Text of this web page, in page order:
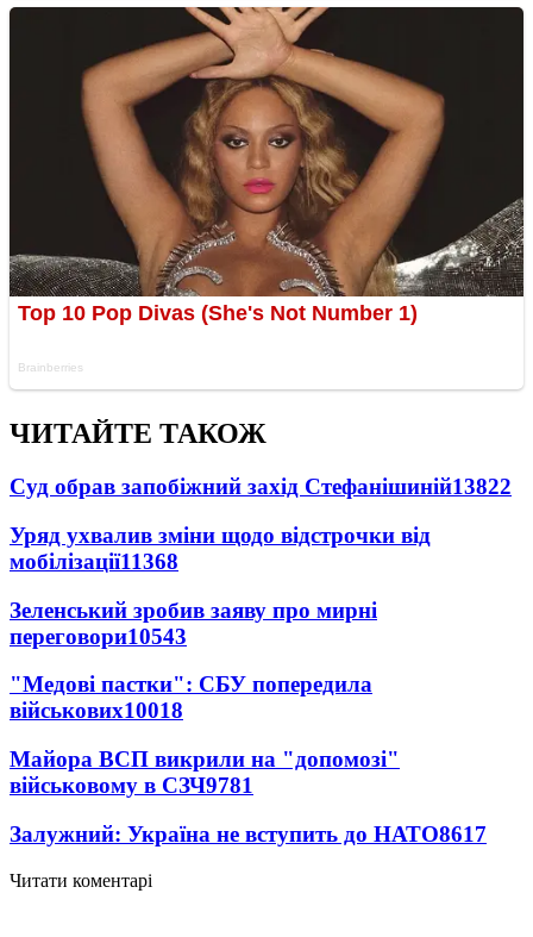
ЧИТАЙТЕ ТАКОЖ
Суд обрав запобіжний захід Стефанішиній13822
Уряд ухвалив зміни щодо відстрочки від
мобілізації11368
Зеленський зробив заяву про мирні
переговори10543
"Медові пастки": СБУ попередила
військових10018
Майора ВСП викрили на "допомозі"
військовому в СЗЧ9781
Залужний: Україна не вступить до НАТО8617
Читати коментарі